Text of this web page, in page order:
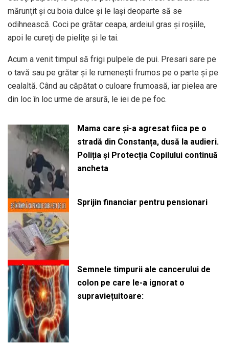
mărunţit şi cu boia dulce şi le laşi deoparte să se
odihnească. Coci pe grătar ceapa, ardeiul gras şi roşiile,
apoi le cureţi de pieliţe şi le tai.
Acum a venit timpul să frigi pulpele de pui. Presari sare pe
o tavă sau pe grătar şi le rumeneşti frumos pe o parte şi pe
cealaltă. Când au căpătat o culoare frumoasă, iar pielea are
din loc în loc urme de arsură, le iei de pe foc.
Mama care și-a agresat fiica pe o
stradă din Constanța, dusă la audieri.
Poliția și Protecția Copilului continuă
ancheta
Sprijin financiar pentru pensionari
Semnele timpurii ale cancerului de
colon pe care le-a ignorat o
supraviețuitoare: